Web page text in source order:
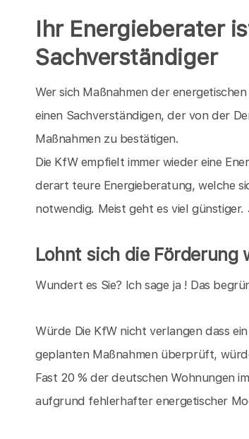
Ihr Energieberater
Sachverständiger
Wer sich Maßnahmen der
einen Sachverständigen, der von der
Maßnahmen zu bestätigen.
Die KfW empfielt immer wieder eine
derart teure Energieberatung, welche
notwendig. Meist geht es viel
Lohnt sich die Förderung
Wundert es Sie? Ich sage ja ! Das
Würde Die KfW nicht verlangen dass
geplanten Maßnahmen überprüft,
Fast 20 % der deutschen Wohnungen
aufgrund fehlerhafter energetischer